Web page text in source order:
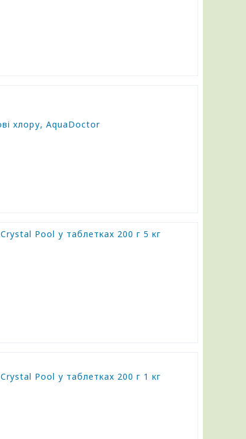
хлору, AquaDoctor
Pool у таблетках 200 г 5 кг
Pool у таблетках 200 г 1 кг